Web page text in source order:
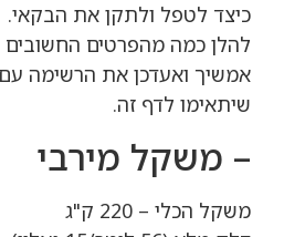
כיצד לטפל ולתקן את הבקאי.
להלן כמה מהפרטים
אמשיך ואעדכן את הרשימה
שיתאימו לדף זה.
– משקל מירבי
משקל הכלי – 220 ק"ג